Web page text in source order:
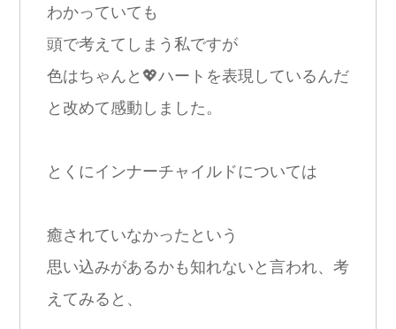
わかっていても
頭で考えてしまう私ですが
色はちゃんと💖ハートを表現しているんだ
と改めて感動しました。
とくにインナーチャイルドについては
癒されていなかったという
思い込みがあるかも知れないと言われ、考
えてみると、